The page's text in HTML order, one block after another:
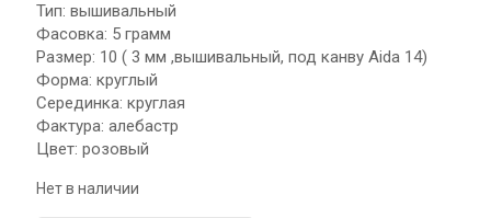
10.00 грн..
Тип: вышивальный
Фасовка: 5 грамм
Размер: 10 ( 3 мм ,вышивальный, под канву Aida 14)
Форма: круглый
Серединка: круглая
Фактура: алебастр
Цвет: розовый
Нет в наличии